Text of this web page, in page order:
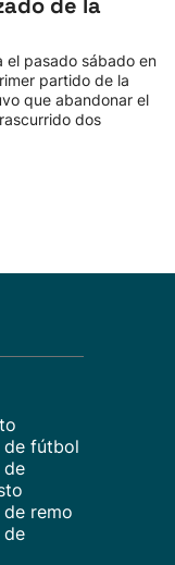
el pasado sábado en
partido de la
que abandonar el
dos
de fútbol
de
remo
de